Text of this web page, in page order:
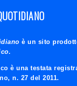
è un sito
è una testata
n. 27 del 2011.